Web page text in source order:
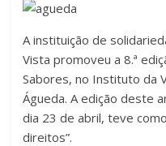
A instituição de
Vista promoveu a 8.ª
Sabores, no Instituto da
Águeda. A edição deste
dia 23 de abril, teve
direitos”.